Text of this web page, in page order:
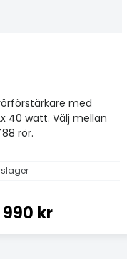
med
40 watt. Välj mellan
rör.
990 kr